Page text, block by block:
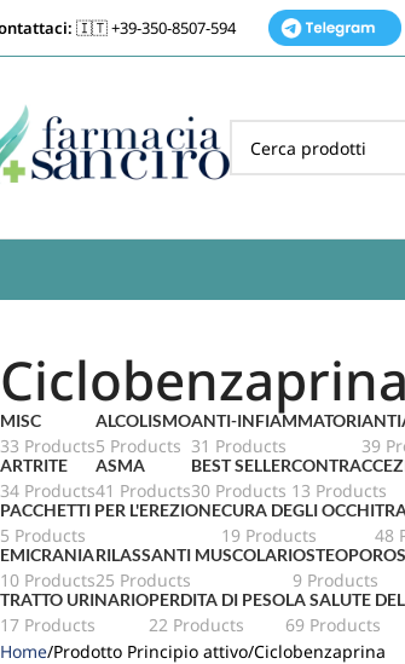
🇮🇹 +39-350-8507-594
Ciclobenzaprina
MISC
33 Products
ALCOLISMO
5 Products
ANTI-INFIAMMATORI
31 Products 39
ARTRITE
34 Products
ASMA
41 Products
BEST SELLER
30 Products 13 Products
PACCHETTI PER L'EREZIONE
5 Products
CURA DEGLI OCCHI
19 Products 48
EMICRANIA
10 Products
RILASSANTI MUSCOLARI
25 Products 9 Products
TRATTO URINARIO
17 Products
PERDITA DI PESO
22 Products
LA SALUTE
69 Products
Home Prodotto Principio attivo Ciclobenzaprina